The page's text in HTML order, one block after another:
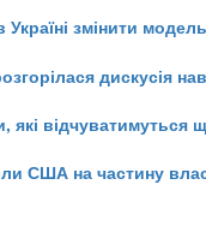
змінити
дискусія
які відчуватимуться
США на частину